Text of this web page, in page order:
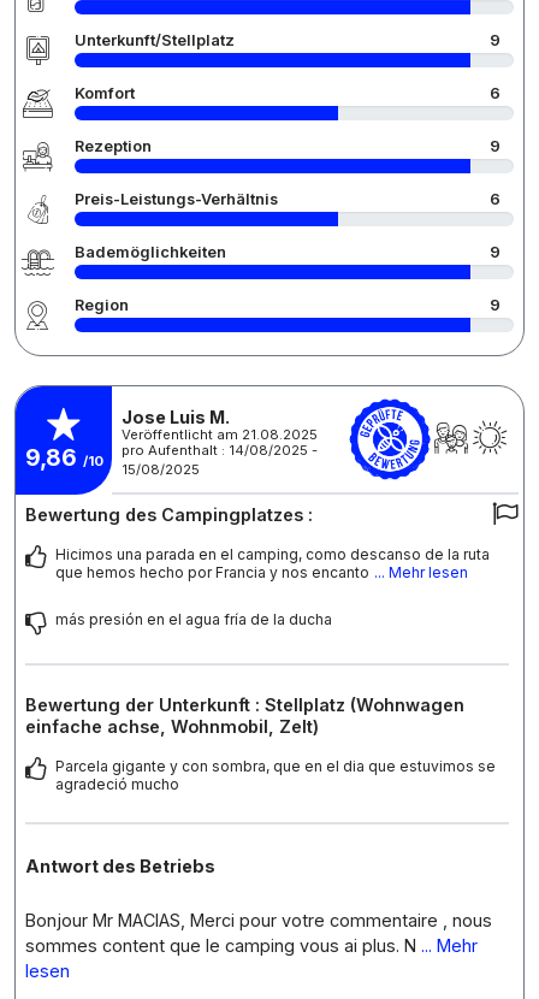
Unterkunft/Stellplatz 9
Komfort 6
Rezeption 9
Preis-Leistungs-Verhältnis 6
Bademöglichkeiten 9
Region 9
9,86 /10
Jose Luis M.
Veröffentlicht am 21.08.2025
pro Aufenthalt : 14/08/2025 -
15/08/2025
Bewertung des Campingplatzes :
Hicimos una parada en el camping, como descanso de la ruta
que hemos hecho por Francia y nos encanto ... Mehr lesen
más presión en el agua fría de la ducha
Bewertung der Unterkunft : Stellplatz (Wohnwagen
einfache achse, Wohnmobil, Zelt)
Parcela gigante y con sombra, que en el dia que estuvimos se
agradeció mucho
Antwort des Betriebs
Bonjour Mr MACIAS, Merci pour votre commentaire , nous
sommes content que le camping vous ai plus. N ... Mehr
lesen